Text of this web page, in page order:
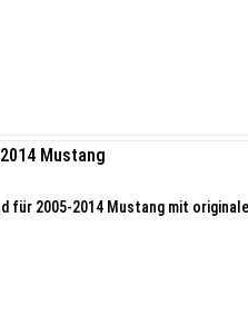
Mustang
für 2005-2014 Mustang mit